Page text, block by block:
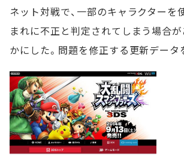
ネット対戦で、一部のキャラクターを
まれに不正と判定されてしまう場合
かにした。問題を修正する更新データ